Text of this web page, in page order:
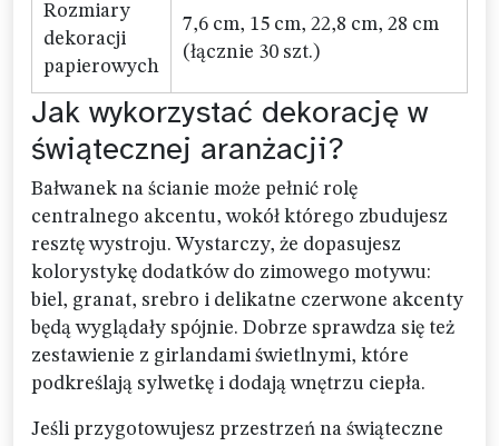
Rozmiary
dekoracji
papierowych
7,6 cm, 15 cm, 22,8 cm, 28 cm
(łącznie 30 szt.)
Jak wykorzystać dekorację w
świątecznej aranżacji?
Bałwanek na ścianie może pełnić rolę
centralnego akcentu, wokół którego zbudujesz
resztę wystroju. Wystarczy, że dopasujesz
kolorystykę dodatków do zimowego motywu:
biel, granat, srebro i delikatne czerwone akcenty
będą wyglądały spójnie. Dobrze sprawdza się też
zestawienie z girlandami świetlnymi, które
podkreślają sylwetkę i dodają wnętrzu ciepła.
Jeśli przygotowujesz przestrzeń na świąteczne